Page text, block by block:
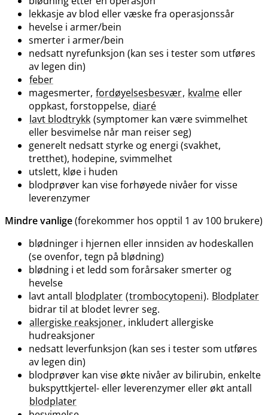
lekkasje av blod eller væske fra operasjonssår
hevelse i armer​/​bein
smerter i armer​/​bein
nedsatt nyrefunksjon (kan ses i tester som utføres
av legen din)
feber
magesmerter, fordøyelsesbesvær, kvalme eller
oppkast, forstoppelse, diaré
lavt blodtrykk (symptomer kan være svimmelhet
eller besvimelse når man reiser seg)
generelt nedsatt styrke og energi (svakhet,
tretthet), hodepine, svimmelhet
utslett, kløe i huden
blodprøver kan vise forhøyede nivåer for visse
leverenzymer
Mindre vanlige(forekommer hos opptil 1 av 100 brukere)
blødninger i hjernen eller innsiden av hodeskallen
(se ovenfor, tegn på blødning)
blødning i et ledd som forårsaker smerter og
hevelse
lavt antall blodplater (trombocytopeni). Blodplater
bidrar til at blodet levrer seg.
allergiske reaksjoner, inkludert allergiske
hudreaksjoner
nedsatt leverfunksjon (kan ses i tester som utføres
av legen din)
blodprøver kan vise økte nivåer av bilirubin, enkelte
bukspyttkjertel- eller leverenzymer eller økt antall
blodplater